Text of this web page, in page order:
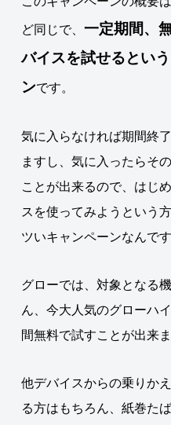
ど同じで、一定期間、
バイスを試せるとい
ンです。
気に入らなければ期間終
ますし、気に入ったらそ
ことが出来るので、はじ
スを使ってみようという
ツいキャンペーンなんです
グローでは、対象となる
ん、今大人気のグローハ
間無料で試すことが出来ま
他デバイスからの乗りか
る方はもちろん、紙巻た